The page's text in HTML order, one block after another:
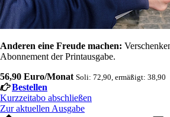
Anderen eine Freude machen:
Abonnement der Printausgabe.
56,90 Euro/Monat Soli: 72,90, ermäßigt: 38,90
Bestellen
Kurzzeitabo abschließen
Zur aktuellen Ausgabe